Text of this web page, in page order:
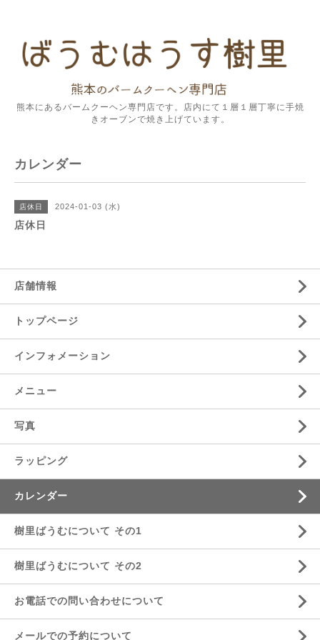
熊本にあるバームクーヘン専門店です。店内にて１層１層丁寧に手焼
きオーブンで焼き上げています。
カレンダー
店休日 2024-01-03 (水)
店休日
店舗情報
トップページ
インフォメーション
メニュー
写真
ラッピング
カレンダー
樹里ばうむについて その1
樹里ばうむについて その2
お電話での問い合わせについて
メールでの予約について